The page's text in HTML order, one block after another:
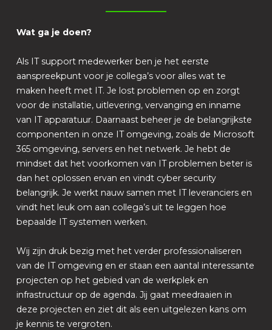
Wat ga je doen?
Als IT support medewerker ben je het eerste
aanspreekpunt voor je collega’s voor alles wat te
maken heeft met IT. Je lost problemen op en zorgt
voor de installatie, uitlevering, vervanging en inname
van IT apparatuur. Daarnaast beheer je de belangrijkste
componenten in onze IT omgeving, zoals de Microsoft
365 omgeving, servers en het netwerk. Je hebt de
mindset dat het voorkomen van IT problemen beter is
dan het oplossen ervan en vindt cyber security
belangrijk. Je werkt nauw samen met IT leveranciers en
vindt het leuk om aan collega’s uit te leggen hoe
bepaalde IT systemen werken.
Wij zijn druk bezig met het verder professionaliseren
van de IT omgeving en er staan een aantal interessante
projecten op het gebied van de werkplek en
infrastructuur op de agenda. Jij gaat meedraaien in
deze projecten en ziet dit als een uitgelezen kans om
je kennis te vergroten.